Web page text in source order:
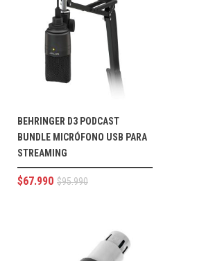
BEHRINGER D3 PODCAST
BUNDLE MICRÓFONO USB PARA
STREAMING
$95.990
$67.990